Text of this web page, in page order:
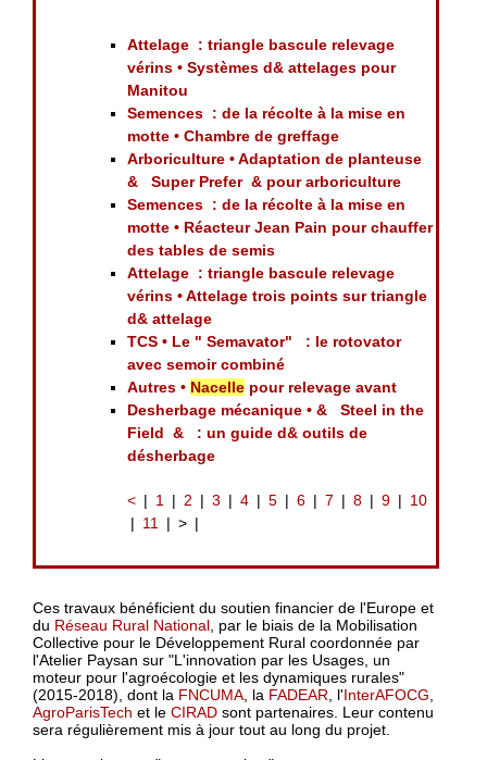
Attelage : triangle bascule relevage
vérins • Systèmes d& attelages pour
Manitou
Semences : de la récolte à la mise en
motte • Chambre de greffage
Arboriculture • Adaptation de planteuse
& Super Prefer & pour arboriculture
Semences : de la récolte à la mise en
motte • Réacteur Jean Pain pour chauffer
des tables de semis
Attelage : triangle bascule relevage
vérins • Attelage trois points sur triangle
d& attelage
TCS • Le " Semavator" : le rotovator
avec semoir combiné
Autres • Nacelle pour relevage avant
Desherbage mécanique • & Steel in the
Field & : un guide d& outils de
désherbage
< 1 2 3 4 5 6 7 8 9
10
11
>
Ces travaux bénéficient du soutien financier de l'Europe et
du Réseau Rural National, par le biais de la Mobilisation
Collective pour le Développement Rural coordonnée par
l'Atelier Paysan sur "L'innovation par les Usages, un
moteur pour l'agroécologie et les dynamiques rurales"
(2015-2018), dont la FNCUMA, la FADEAR, l'InterAFOCG,
AgroParisTech et le CIRAD sont partenaires. Leur contenu
sera régulièrement mis à jour tout au long du projet.